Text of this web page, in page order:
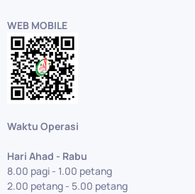
WEB MOBILE
Waktu Operasi
Hari Ahad - Rabu
8.00 pagi - 1.00 petang
2.00 petang - 5.00 petang